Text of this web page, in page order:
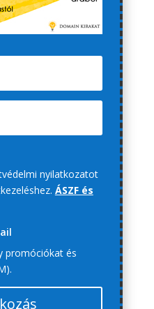
nyilatkozatot
ÁSZF és
promóciókat és